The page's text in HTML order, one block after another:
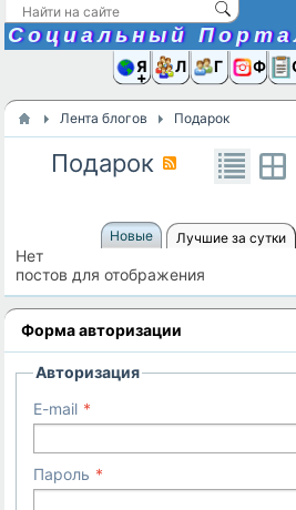
Социальный
Я иЛюди
Лента блогов Подарок
Подарок
Новые Лучшие за сутки
Нет
постов для отображения
Форма авторизации
Авторизация
E-mail
Пароль